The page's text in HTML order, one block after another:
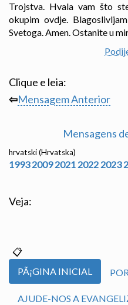
Trojstva. Hvala vam što
okupim ovdje.
Svetoga. Amen. Ostanite u
Clique e leia:
⇦Mensagem Anterior
Mensagens
hrvatski (Hrvatska)
1993 2009 2021 2022 2023
Veja:
PÃ¡GINA INICIAL
AJUDE-NOS A